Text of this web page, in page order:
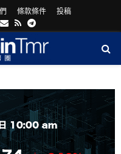
條款條件 投稿
Email
RssTelegram